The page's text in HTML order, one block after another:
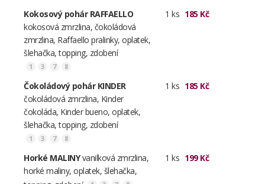
Kokosový pohár RAFFAELLO
kokosová zmrzlina, čokoládová
zmrzlina, Raffaello pralinky, oplatek,
šlehačka, topping, zdobení
1 ks 185 Kč
1 3 7 8
Čokoládový pohár KINDER
čokoládová zmrzlina, Kinder
čokoláda, Kinder bueno, oplatek,
šlehačka, topping, zdobení
1 ks 185 Kč
1 3 7 8
Horké MALINYvanilková zmrzlina,
horké maliny, oplatek, šlehačka,
1 ks 199 Kč